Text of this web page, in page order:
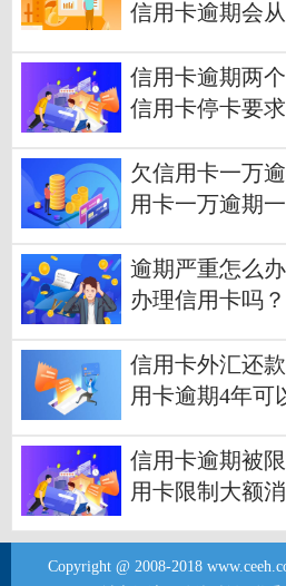
信用卡逾期会
信用卡逾期两
信用卡停卡要
欠信用卡一万
用卡一万逾期
逾期严重怎么
办理信用卡吗？
信用卡外汇还
用卡逾期4年可
信用卡逾期被
用卡限制大额
Copyright @ 2008-2018